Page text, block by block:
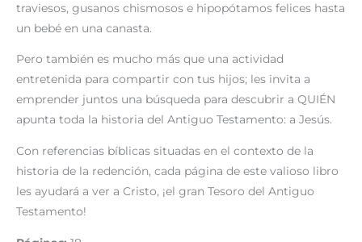
traviesos, gusanos chismosos e hipopótamos felices hasta
un bebé en una canasta.
Pero también es mucho más que una actividad
entretenida para compartir con tus hijos; les invita a
emprender juntos una búsqueda para descubrir a QUIÉN
apunta toda la historia del Antiguo Testamento: a Jesús.
Con referencias bíblicas situadas en el contexto de la
historia de la redención, cada página de este valioso libro
les ayudará a ver a Cristo, ¡el gran Tesoro del Antiguo
Testamento!